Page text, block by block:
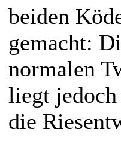
beiden
gemacht:
normalen
liegt
die